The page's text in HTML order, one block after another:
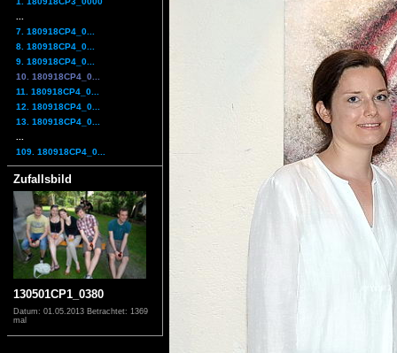
7. 180918CP4_0...
8. 180918CP4_0...
9. 180918CP4_0...
10. 180918CP4_0...
11. 180918CP4_0...
12. 180918CP4_0...
13. 180918CP4_0...
109. 180918CP4_0...
Zufallsbild
130501CP1_0380
Datum: 01.05.2013 Betrachtet: 1369
mal